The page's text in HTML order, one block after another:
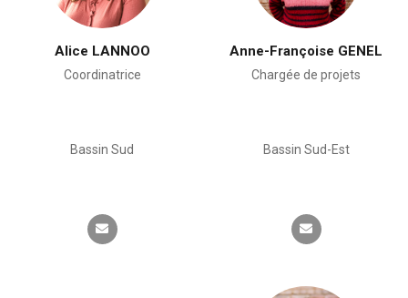
Alice LANNOO
Coordinatrice
Bassin Sud
Anne-Françoise GENEL
Chargée de projets
Bassin Sud-Est